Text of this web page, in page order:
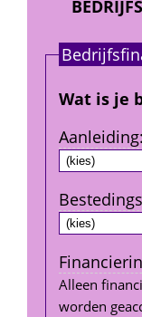
Wat is je
Aanleiding:
Alleen
worden